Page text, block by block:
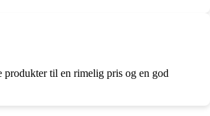
produkter til en rimelig pris og en god